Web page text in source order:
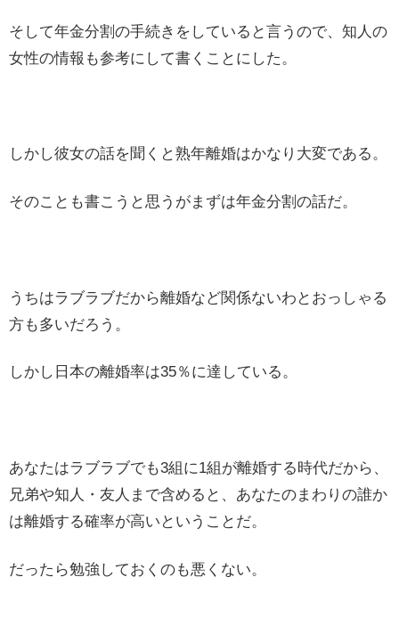
そして年金分割の手続きをしていると言うので、知人の
女性の情報も参考にして書くことにした。
しかし彼女の話を聞くと熟年離婚はかなり大変である。
そのことも書こうと思うがまずは年金分割の話だ。
うちはラブラブだから離婚など関係ないわとおっしゃる
方も多いだろう。
しかし日本の離婚率は35％に達している。
あなたはラブラブでも3組に1組が離婚する時代だから、
兄弟や知人・友人まで含めると、あなたのまわりの誰か
は離婚する確率が高いということだ。
だったら勉強しておくのも悪くない。